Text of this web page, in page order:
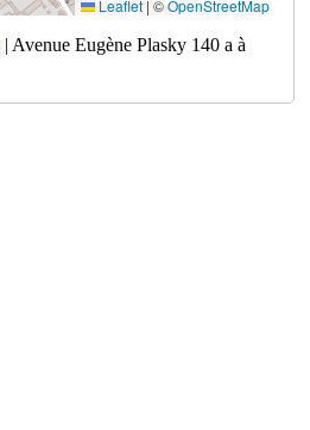
Leaflet | ©OpenStreetMap
| Avenue Eugène Plasky 140 a à